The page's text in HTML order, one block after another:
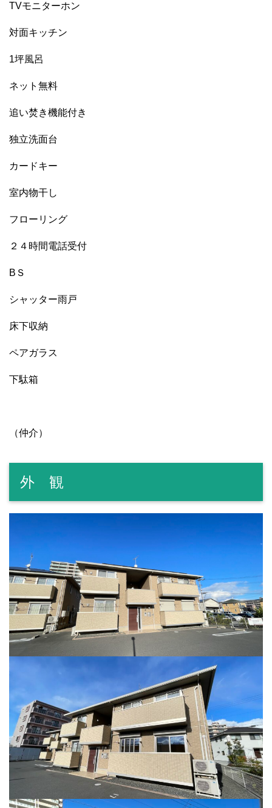
TVモニターホン
対面キッチン
1坪風呂
ネット無料
追い焚き機能付き
独立洗面台
カードキー
室内物干し
フローリング
２４時間電話受付
BＳ
シャッター雨戸
床下収納
ペアガラス
下駄箱
（仲介）
外 観